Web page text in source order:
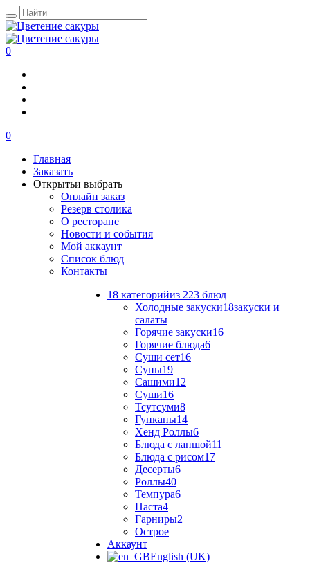
0
0
Главная
Заказать
Открытьи выбрать
Онлайн заказ
Резерв столика
О ресторане
Новости и события
Мой аккаунт
Список блюд
Контакты
18 категорийиз 223 блюд
Холодные закуски18закуски и
салаты
Горячие закуски16
Горячие блюда6
Суши сет16
Супы19
Сашими12
Суши16
Тсутсуми8
Гунканы14
Хенд Роллы6
Блюда с лапшой11
Блюда с рисом17
Десерты6
Роллы40
Темпура6
Паста4
Гарниры2
Острое
Аккаунт
English (UK)